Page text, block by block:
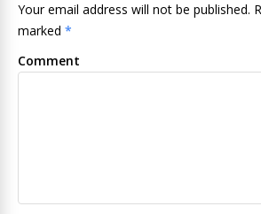
Your email address will not be published.
marked *
Comment